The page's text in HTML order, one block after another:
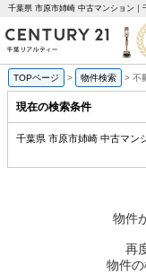
千葉県 市原市姉崎 中古マンション
TOPページ > 物件検索 > 不
現在の検索条件
千葉県 市原市姉崎 中古マン
物件
再
物件の